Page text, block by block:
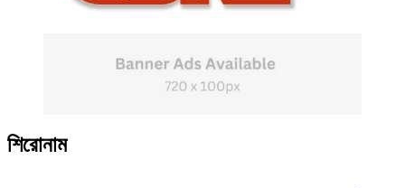
শিরোনাম